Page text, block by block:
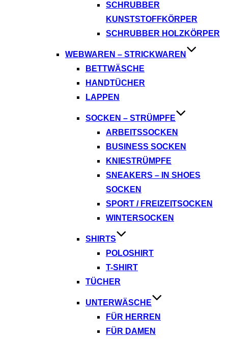
SCHRUBBER
KUNSTSTOFFKÖRPER
SCHRUBBER HOLZKÖRPER
WEBWAREN – STRICKWAREN
BETTWÄSCHE
HANDTÜCHER
LAPPEN
SOCKEN – STRÜMPFE
ARBEITSSOCKEN
BUSINESS SOCKEN
KNIESTRÜMPFE
SNEAKERS – IN SHOES
SOCKEN
SPORT / FREIZEITSOCKEN
WINTERSOCKEN
SHIRTS
POLOSHIRT
T-SHIRT
TÜCHER
UNTERWÄSCHE
FÜR HERREN
FÜR DAMEN